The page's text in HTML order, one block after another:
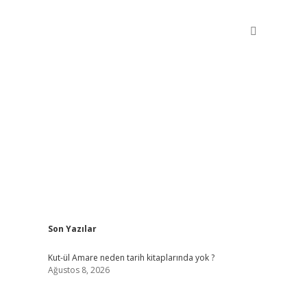
Sidebar
Son Yazılar
Kut-ül Amare neden tarih kitaplarında yok ?
Ağustos 8, 2026